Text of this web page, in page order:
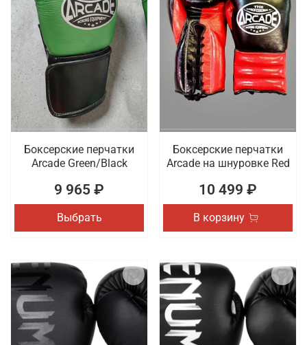
Боксерские перчатки
Arcade Green/Black
9 965 ₽
Выбрать
Боксерские перчатки
Arcade на шнуровке Red
10 499 ₽
В корзину